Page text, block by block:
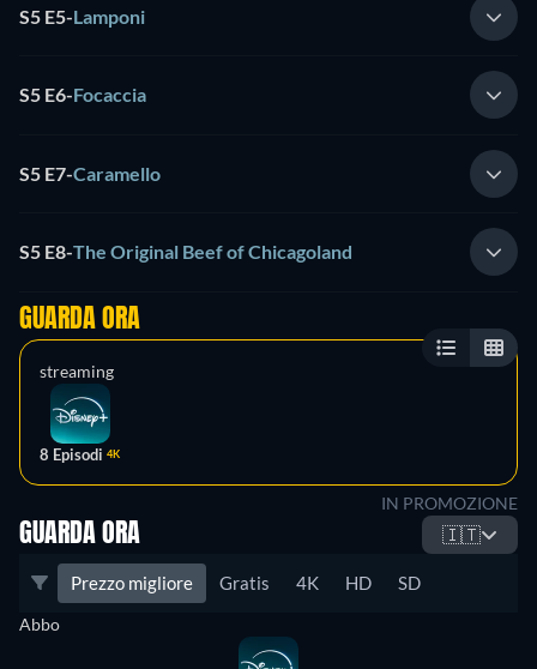
S5 E5-Lamponi
S5 E6-Focaccia
S5 E7-Caramello
S5 E8-The Original Beef of Chicagoland
GUARDA ORA
streaming
8 Episodi 4K
IN PROMOZIONE
GUARDA ORA 🇮🇹
Prezzo migliore Gratis 4K HD SD
Abbo